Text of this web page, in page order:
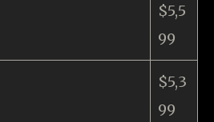
$5,5
99
$5,3
99